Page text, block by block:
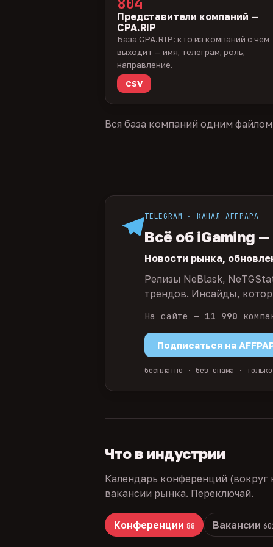
Представители компаний —
CPA.RIP
База CPA.RIP: кто из компаний с чем
выходит — имя, телеграм, роль,
направление.
CSV
Вся база компаний одним
TELEGRAM · КАНАЛ AFFPAPA
Всё об iGaming
Новости рынка,
Релизы NeBlask,
трендов. Инсайды,
На сайте — 11 990
Подписаться на
бесплатно · без спама ·
Что в индустрии
Календарь конференций
вакансии рынка. Переключай.
Конференции 88 Вакансии